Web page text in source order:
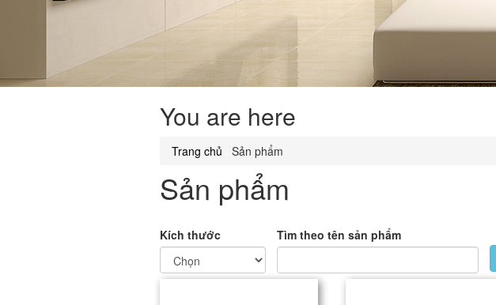
You are here
Trang chủ Sản phẩm
Sản phẩm
Kích thước
Tìm theo tên sản phẩm